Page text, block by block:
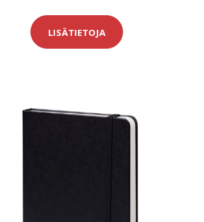
LISÄTIETOJA